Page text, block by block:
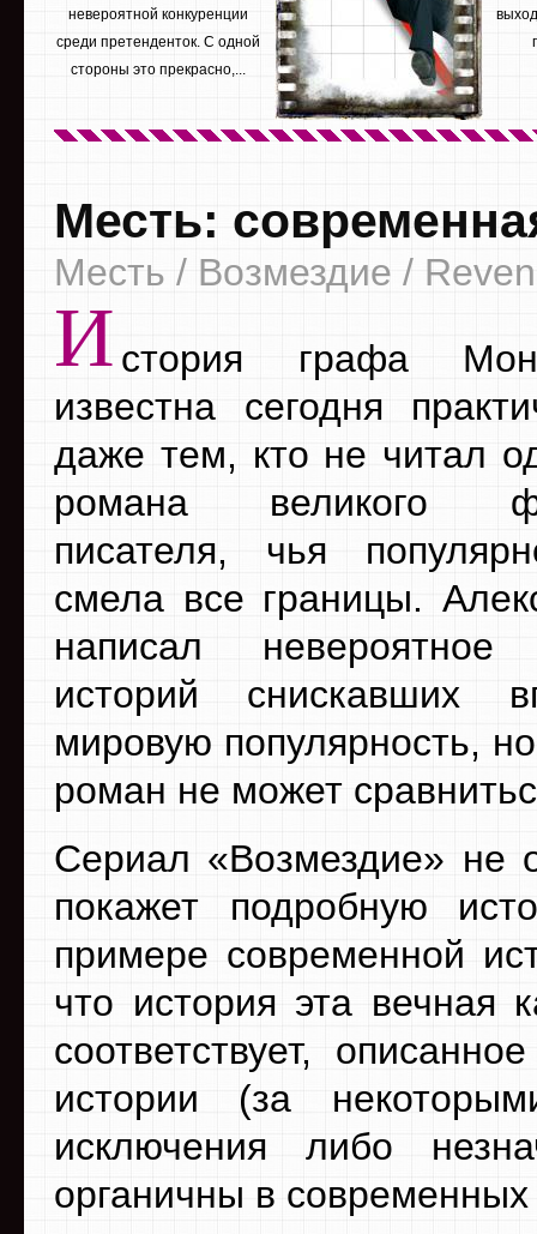
невероятной конкуренции
среди претенденток. С одной
стороны это прекрасно,...
Месть:
Месть / Возмездие /
И стория графа
известна сегодня
даже тем, кто не читал
романа великого
писателя, чья
смела все границы.
написал невероятное
историй снискавших
мировую популярность,
роман не может
Сериал «Возмездие» не
покажет подробную
примере современной
что история эта
соответствует,
истории (за
исключения либо
органичны в современных